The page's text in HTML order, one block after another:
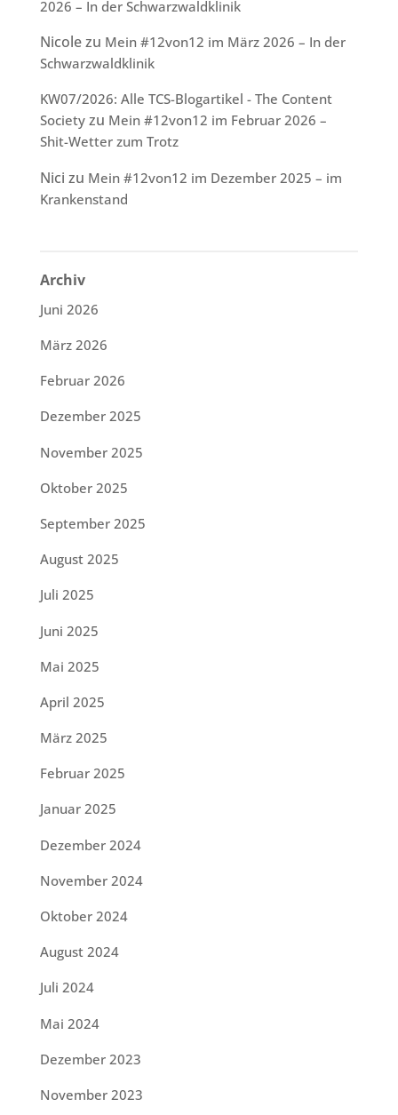
2026 – In der Schwarzwaldklinik
Nicolezu Mein #12von12 im März 2026 – In der
Schwarzwaldklinik
KW07/2026: Alle TCS-Blogartikel - The Content
Societyzu Mein #12von12 im Februar 2026 –
Shit-Wetter zum Trotz
Nici zu Mein #12von12 im Dezember 2025 – im
Krankenstand
Archiv
Juni 2026
März 2026
Februar 2026
Dezember 2025
November 2025
Oktober 2025
September 2025
August 2025
Juli 2025
Juni 2025
Mai 2025
April 2025
März 2025
Februar 2025
Januar 2025
Dezember 2024
November 2024
Oktober 2024
August 2024
Juli 2024
Mai 2024
Dezember 2023
November 2023